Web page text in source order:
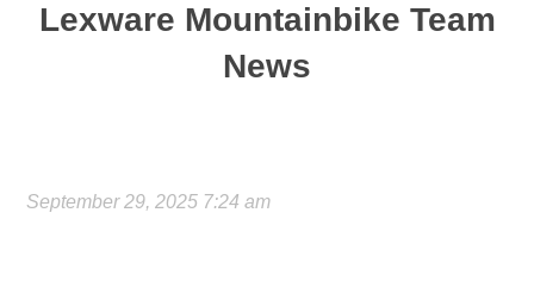
Lexware Mountainbike Team
News
September 29, 2025 7:24 am